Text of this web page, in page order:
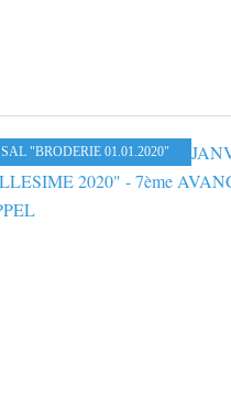
SAL "BRODERIE 01.01.2020"